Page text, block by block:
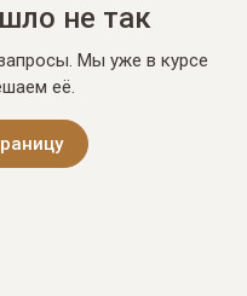
не так
Мы уже в курсе
её.